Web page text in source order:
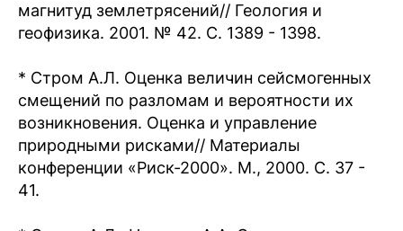
магнитуд землетрясений// Геология и
геофизика. 2001. № 42. С. 1389 - 1398.
* Стром А.Л. Оценка величин сейсмогенных
смещений по разломам и вероятности их
возникновения. Оценка и управление
природными рисками// Материалы
конференции «Риск-2000». М., 2000. С. 37 -
41.